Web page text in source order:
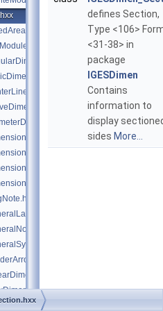
defines Section,
Type <106>
<31-38> in
package
IGESDimen
Contains
information to
display
sides More...